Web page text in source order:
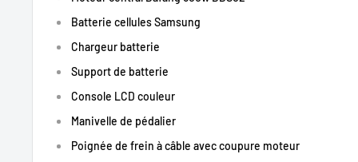
Écologique & économique
Garantie 24 mois & support technique dédié
Ne laissez plus les côtes ou les longues distances vous
Batterie cellules Samsung
Chargeur batterie
Support de batterie
Console LCD couleur
Manivelle de pédalier
Poignée de frein à câble avec coupure moteur